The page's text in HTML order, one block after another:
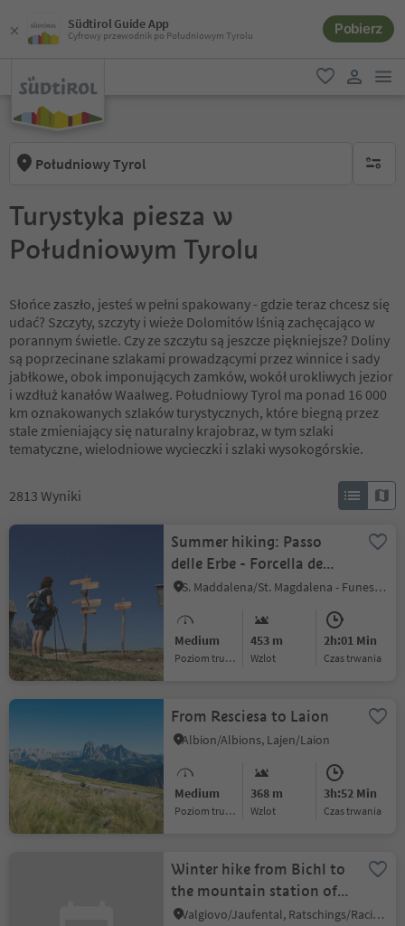
Südtirol Guide App
Cyfrowy przewodnik po Południowym Tyrolu Pobierz
ulubione
Południowy Tyrol brak
Turystyka piesza w
Południowym Tyrolu
Słońce zaszło, jesteś w pełni spakowany - gdzie teraz chcesz się
udać? Szczyty, szczyty i wieże Dolomitów lśnią zachęcająco w
porannym świetle. Czy ze szczytu są jeszcze piękniejsze? Doliny
są poprzecinane szlakami prowadzącymi przez winnice i sady
jabłkowe, obok imponujących zamków, wokół urokliwych jezior
i wzdłuż kanałów Waalweg. Południowy Tyrol ma ponad 16 000
km oznakowanych szlaków turystycznych, które biegną przez
stale zmieniający się naturalny krajobraz, w tym szlaki
tematyczne, wielodniowe wycieczki i szlaki wysokogórskie.
2813 Wyniki
Summer hiking: Passo
delle Erbe - Forcella de
Pütia - Rifugio Genova
S. Maddalena/St. Magdalena - Funes/Villnöss, Villnöss/Funes, Dolomites Region Lüsen Villnöss
Medium
Poziom trudności
453 m
Wzlot
2h:01 Min
czas trwania
From Resciesa to Laion
Albion/Albions, Lajen/Laion
Medium
Poziom trudności
368 m
Wzlot
3h:52 Min
czas trwania
Winter hike from Bichl to
the mountain station of
Ratschings-Jaufen
Valgiovo/Jaufental, Ratschings/Racines, Sterzing/Vipiteno and environs